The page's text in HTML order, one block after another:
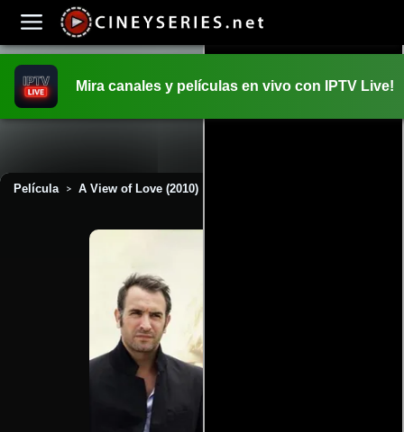
Mira canales y películas en vivo con IPTV Live!
Película > A View of Love (2010)